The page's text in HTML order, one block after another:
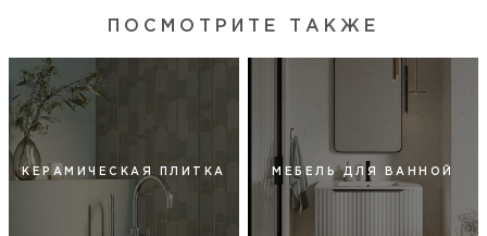
ПОСМОТРИТЕ ТАКЖЕ
КЕРАМИЧЕСКАЯ ПЛИТКА МЕБЕЛЬ ДЛЯ ВАННОЙ